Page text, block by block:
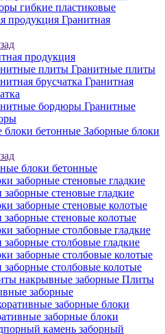
гибкие пластиковые
Гранитная
продукция
Гранитные плиты
Гранитная
Гранитные
Заборные блоки
блоки бетонные
заборные стеновые гладкие
заборные стеновые колотые
заборные столбовые гладкие
заборные столбовые колотые
Плиты
заборные
заборные блоки